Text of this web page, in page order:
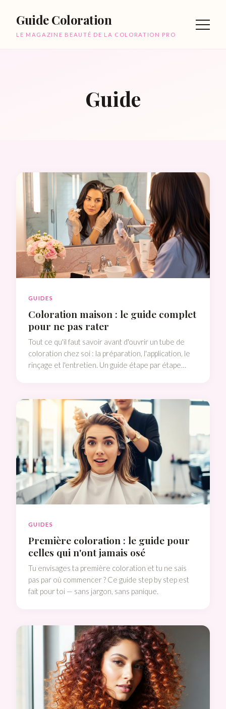
Guide Coloration
LE MAGAZINE BEAUTÉ DE LA COLORATION PRO
Guide
GUIDES
Coloration maison : le guide complet
pour ne pas rater
Tout ce qu'il faut savoir avant d'ouvrir un tube de
coloration chez soi : la préparation, l'application, le
rinçage et l'entretien. Un guide étape par étape
GUIDES
Première coloration : le guide pour
celles qui n'ont jamais osé
Tu envisages ta première coloration et tu ne sais
pas par où commencer ? Ce guide step by step est
fait pour toi — sans jargon, sans panique.